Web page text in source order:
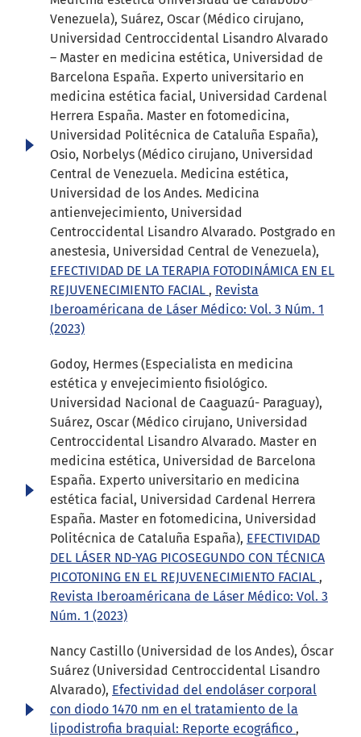
Venezuela), Suárez, Oscar (Médico cirujano,
Universidad Centroccidental Lisandro Alvarado
– Master en medicina estética, Universidad de
Barcelona España. Experto universitario en
medicina estética facial, Universidad Cardenal
Herrera España. Master en fotomedicina,
Universidad Politécnica de Cataluña España),
Osio, Norbelys (Médico cirujano, Universidad
Central de Venezuela. Medicina estética,
Universidad de los Andes. Medicina
antienvejecimiento, Universidad
Centroccidental Lisandro Alvarado. Postgrado en
anestesia, Universidad Central de Venezuela),
EFECTIVIDAD DE LA TERAPIA FOTODINÁMICA EN EL
REJUVENECIMIENTO FACIAL , Revista
Iberoaméricana de Láser Médico: Vol. 3 Núm. 1
(2023)
Godoy, Hermes (Especialista en medicina
estética y envejecimiento fisiológico.
Universidad Nacional de Caaguazú- Paraguay),
Suárez, Oscar (Médico cirujano, Universidad
Centroccidental Lisandro Alvarado. Master en
medicina estética, Universidad de Barcelona
España. Experto universitario en medicina
estética facial, Universidad Cardenal Herrera
España. Master en fotomedicina, Universidad
Politécnica de Cataluña España), EFECTIVIDAD
DEL LÁSER ND-YAG PICOSEGUNDO CON TÉCNICA
PICOTONING EN EL REJUVENECIMIENTO FACIAL ,
Revista Iberoaméricana de Láser Médico: Vol. 3
Núm. 1 (2023)
Nancy Castillo (Universidad de los Andes), Óscar
Suárez (Universidad Centroccidental Lisandro
Alvarado), Efectividad del endoláser corporal
con diodo 1470 nm en el tratamiento de la
lipodistrofia braquial: Reporte ecográfico ,